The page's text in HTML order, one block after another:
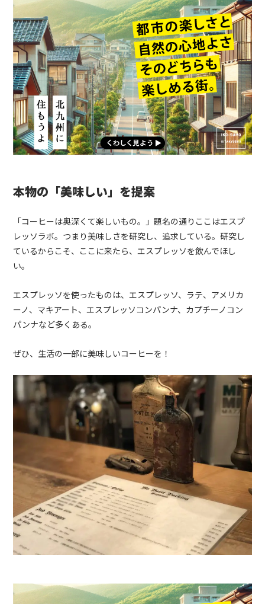
本物の「美味しい」を提案
「コーヒーは奥深くて楽しいもの。」題名の通りここはエスプ
レッソラボ。つまり美味しさを研究し、追求している。研究し
ているからこそ、ここに来たら、エスプレッソを飲んでほし
い。
エスプレッソを使ったものは、エスプレッソ、ラテ、アメリカ
ーノ、マキアート、エスプレッソコンパンナ、カプチーノコン
パンナなど多くある。
ぜひ、生活の一部に美味しいコーヒーを！